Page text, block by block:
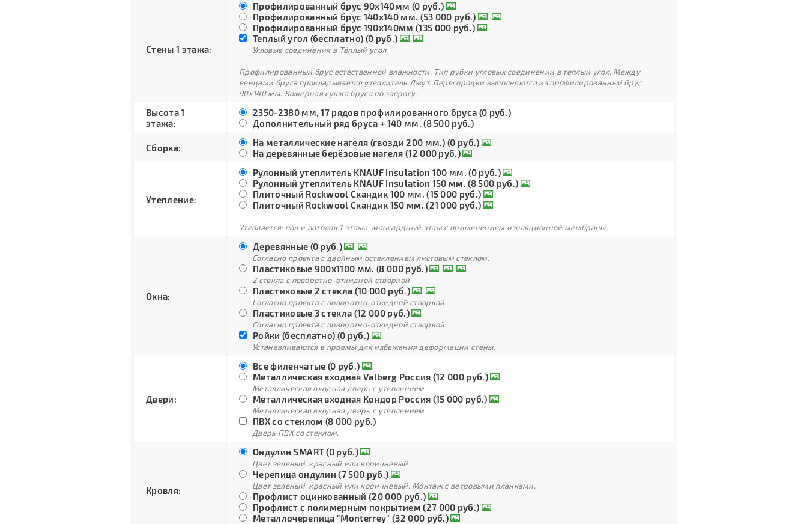
Стены 1 этажа:
Профилированный брус 90х140мм (0 руб.)
Профилированный брус 140х140 мм. (53 000 руб.)
Профилированный брус 190х140мм (135 000 руб.)
Теплый угол (бесплатно) (0 руб.)
Угловые соединения в Тёплый угол
Профилированный брус естественной влажности. Тип рубки угловых соединений в теплый угол. Между
венцами бруса прокладывается утеплитель Джут. Перегородки выполняются из профилированный брус
90х140 мм. Камерная сушка бруса по запросу.
Высота 1
этажа:
2350-2380 мм, 17 рядов профилированного бруса (0 руб.)
Дополнительный ряд бруса + 140 мм. (8 500 руб.)
Сборка:
На металлические нагеля (гвозди 200 мм.) (0 руб.)
На деревянные берёзовые нагеля (12 000 руб.)
Утепление:
Рулонный утеплитель KNAUF Insulation 100 мм. (0 руб.)
Рулонный утеплитель KNAUF Insulation 150 мм. (8 500 руб.)
Плиточный Rockwool Скандик 100 мм. (15 000 руб.)
Плиточный Rockwool Скандик 150 мм. (21 000 руб.)
Утепляется: пол и потолок 1 этажа, мансардный этаж с применением изоляционной мембраны.
Окна:
Деревянные (0 руб.)
Согласно проекта с двойным остеклением листовым стеклом.
Пластиковые 900х1100 мм. (8 000 руб.)
2 стекла с поворотно-откидной створкой
Пластиковые 2 стекла (10 000 руб.)
Согласно проекта с поворотно-откидной створкой
Пластиковые 3 стекла (12 000 руб.)
Согласно проекта с поворотно-откидной створкой
Ройки (бесплатно) (0 руб.)
Устанавливаются в проемы для избежания деформации стены.
Двери:
Все филенчатые (0 руб.)
Металлическая входная Valberg Россия (12 000 руб.)
Металлическая входная дверь с утеплением
Металлическая входная Кондор Россия (15 000 руб.)
Металлическая входная дверь с утеплением
ПВХ со стеклом (8 000 руб.)
Дверь ПВХ со стеклом.
Кровля:
Ондулин SMART (0 руб.)
Цвет зеленый, красный или коричневый
Черепица ондулин (7 500 руб.)
Цвет зеленый, красный или коричневый. Монтаж с ветровыми планками.
Профлист оцинкованный (20 000 руб.)
Профлист с полимерным покрытием (27 000 руб.)
Металлочерепица "Monterrey" (32 000 руб.)